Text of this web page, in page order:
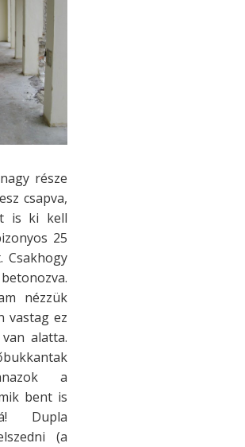
része
csapva,
is ki kell
25
Csakhogy
nézzük
vastag ez
alatta.
a
bent is
Dupla
(a